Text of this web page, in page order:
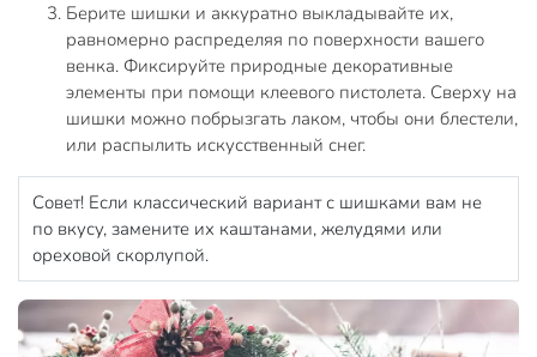
Берите шишки и аккуратно выкладывайте их,
равномерно распределяя по поверхности вашего
венка. Фиксируйте природные декоративные
элементы при помощи клеевого пистолета. Сверху на
шишки можно побрызгать лаком, чтобы они блестели,
или распылить искусственный снег.
Совет! Если классический вариант с шишками вам не
по вкусу, замените их каштанами, желудями или
ореховой скорлупой.